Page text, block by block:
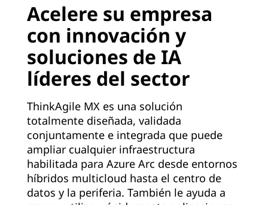
Acelere su empresa
con innovación y
soluciones de IA
líderes del sector
ThinkAgile MX es una solución
totalmente diseñada, validada
conjuntamente e integrada que puede
ampliar cualquier infraestructura
habilitada para Azure Arc desde entornos
híbridos multicloud hasta el centro de
datos y la periferia. También le ayuda a